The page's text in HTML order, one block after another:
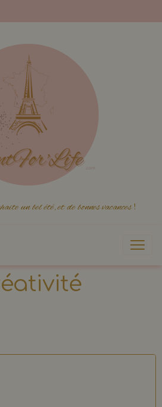
un bel été, et de bonnes vacances !